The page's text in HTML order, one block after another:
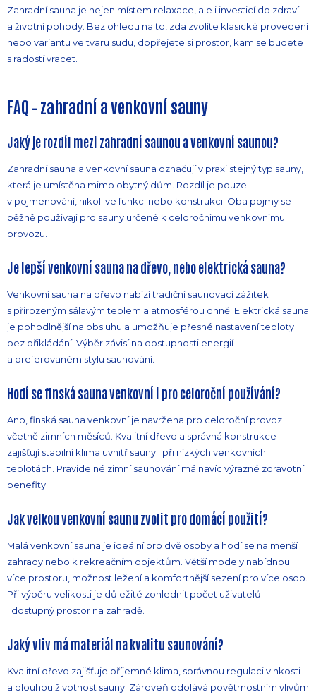
Zahradní sauna je nejen místem relaxace, ale i investicí do zdraví
a životní pohody. Bez ohledu na to, zda zvolíte klasické provedení
nebo variantu ve tvaru sudu, dopřejete si prostor, kam se budete
s radostí vracet.
FAQ – zahradní a venkovní sauny
Jaký je rozdíl mezi zahradní saunou a venkovní saunou?
Zahradní sauna a venkovní sauna označují v praxi stejný typ sauny,
která je umístěna mimo obytný dům. Rozdíl je pouze
v pojmenování, nikoli ve funkci nebo konstrukci. Oba pojmy se
běžně používají pro sauny určené k celoročnímu venkovnímu
provozu.
Je lepší venkovní sauna na dřevo, nebo elektrická sauna?
Venkovní sauna na dřevo nabízí tradiční saunovací zážitek
s přirozeným sálavým teplem a atmosférou ohně. Elektrická sauna
je pohodlnější na obsluhu a umožňuje přesné nastavení teploty
bez přikládání. Výběr závisí na dostupnosti energií
a preferovaném stylu saunování.
Hodí se finská sauna venkovní i pro celoroční používání?
Ano, finská sauna venkovní je navržena pro celoroční provoz
včetně zimních měsíců. Kvalitní dřevo a správná konstrukce
zajišťují stabilní klima uvnitř sauny i při nízkých venkovních
teplotách. Pravidelné zimní saunování má navíc výrazné zdravotní
benefity.
Jak velkou venkovní saunu zvolit pro domácí použití?
Malá venkovní sauna je ideální pro dvě osoby a hodí se na menší
zahrady nebo k rekreačním objektům. Větší modely nabídnou
více prostoru, možnost ležení a komfortnější sezení pro více osob.
Při výběru velikosti je důležité zohlednit počet uživatelů
i dostupný prostor na zahradě.
Jaký vliv má materiál na kvalitu saunování?
Kvalitní dřevo zajišťuje příjemné klima, správnou regulaci vlhkosti
a dlouhou životnost sauny. Zároveň odolává povětrnostním vlivům